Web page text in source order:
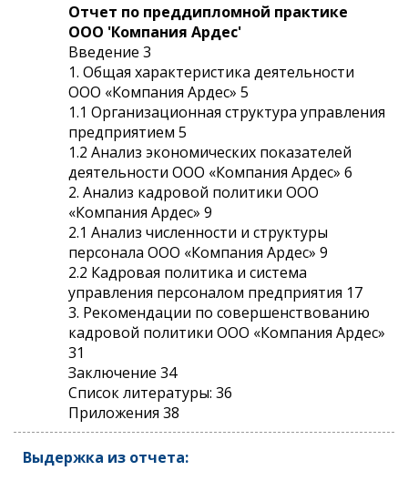
Отчет по преддипломной практике
ООО 'Компания Ардес'
Введение 3
1. Общая характеристика деятельности
ООО «Компания Ардес» 5
1.1 Организационная структура управления
предприятием 5
1.2 Анализ экономических показателей
деятельности ООО «Компания Ардес» 6
2. Анализ кадровой политики ООО
«Компания Ардес» 9
2.1 Анализ численности и структуры
персонала ООО «Компания Ардес» 9
2.2 Кадровая политика и система
управления персоналом предприятия 17
3. Рекомендации по совершенствованию
кадровой политики ООО «Компания Ардес»
31
Заключение 34
Список литературы: 36
Приложения 38
Выдержка из отчета: